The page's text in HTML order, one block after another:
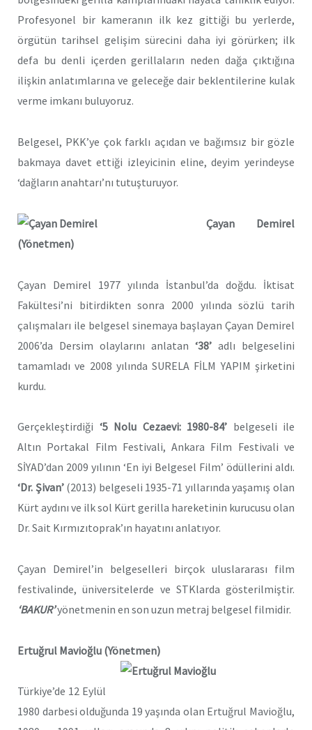
Profesyonel bir kameranın ilk kez gittiği bu yerlerde,
örgütün tarihsel gelişim sürecini daha iyi görürken; ilk
defa bu denli içerden gerillaların neden dağa çıktığına
ilişkin anlatımlarına ve geleceğe dair beklentilerine kulak
verme imkanı buluyoruz.
Belgesel, PKK’ye çok farklı açıdan ve bağımsız bir gözle
bakmaya davet ettiği izleyicinin eline, deyim yerindeyse
‘dağların anahtarı’nı tutuşturuyor.
Çayan Demirel
(Yönetmen)
Çayan Demirel 1977 yılında İstanbul’da doğdu. İktisat
Fakültesi’ni bitirdikten sonra 2000 yılında sözlü tarih
çalışmaları ile belgesel sinemaya başlayan Çayan Demirel
2006’da Dersim olaylarını anlatan ‘38’ adlı belgeselini
tamamladı ve 2008 yılında SURELA FİLM YAPIM şirketini
kurdu.
Gerçekleştirdiği ‘5 Nolu Cezaevi: 1980-84’ belgeseli ile
Altın Portakal Film Festivali, Ankara Film Festivali ve
SİYAD’dan 2009 yılının ‘En iyi Belgesel Film’ ödüllerini aldı.
‘Dr. Şivan’ (2013) belgeseli 1935-71 yıllarında yaşamış olan
Kürt aydını ve ilk sol Kürt gerilla hareketinin kurucusu olan
Dr. Sait Kırmızıtoprak’ın hayatını anlatıyor.
Çayan Demirel’in belgeselleri birçok uluslararası film
festivalinde, üniversitelerde ve STKlarda gösterilmiştir.
‘BAKUR’yönetmenin en son uzun metraj belgesel filmidir.
Ertuğrul Mavioğlu (Yönetmen)
Türkiye’de 12 Eylül
1980 darbesi olduğunda 19 yaşında olan Ertuğrul Mavioğlu,